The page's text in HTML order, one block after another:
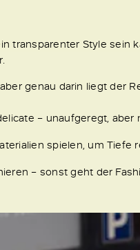
transparenter Style sein
genau darin liegt der
– unaufgeregt, aber
spielen, um Tiefe
– sonst geht der